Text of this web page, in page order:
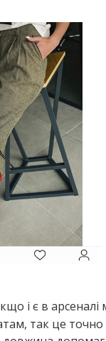
і є в
так це